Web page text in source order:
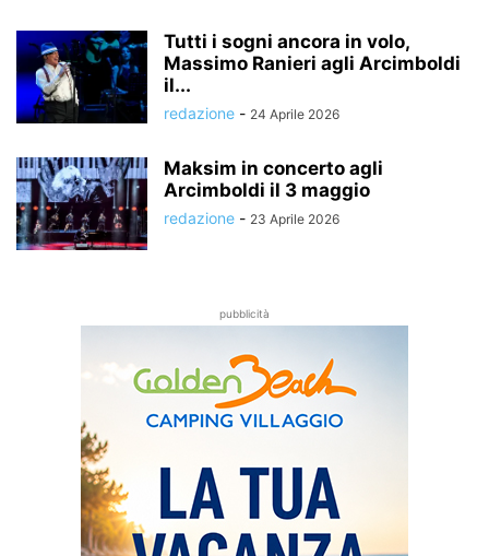
Tutti i sogni ancora in volo,
Massimo Ranieri agli Arcimboldi
il...
redazione - 24 Aprile 2026
Maksim in concerto agli
Arcimboldi il 3 maggio
redazione - 23 Aprile 2026
pubblicità